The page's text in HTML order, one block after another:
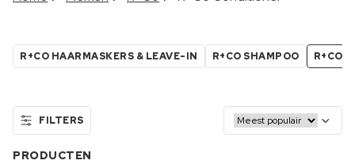
R+CO HAARMASKERS & LEAVE-IN R+CO SHAMPOO R+CO
FILTERS
PRODUCTEN